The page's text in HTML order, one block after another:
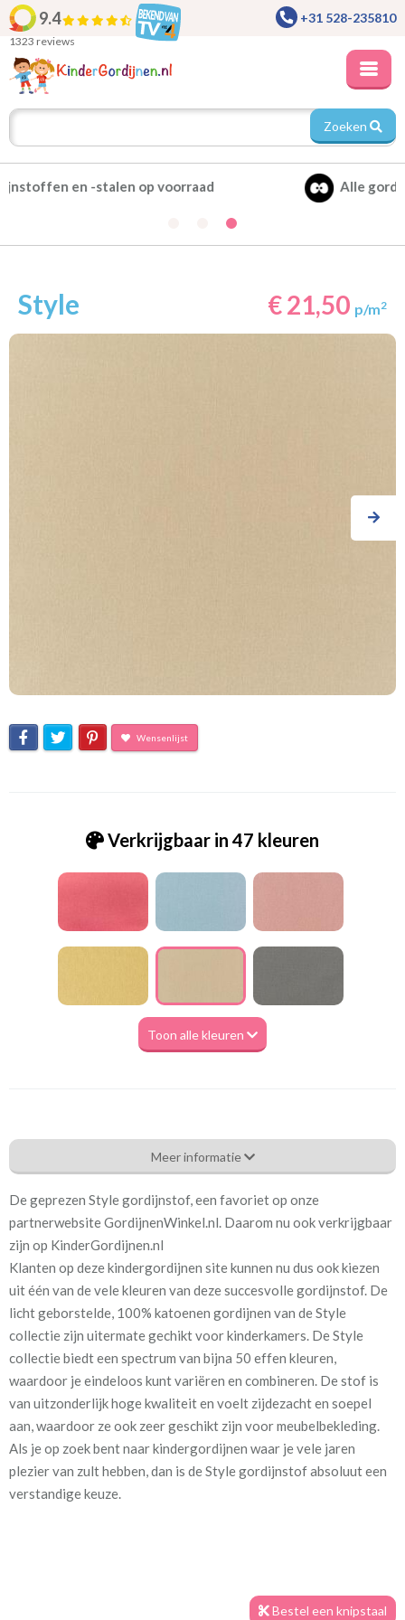
9.4
1323 reviews
+31 528-235810
Zoeken
Alle gordijnen verduisterend leverbaar
Style € 21,50 p/m2
Wensenlijst
Verkrijgbaar in 47 kleuren
Toon alle kleuren
Pt_7238-022 Style - parchment
Eigenschappen gordijnstof
Artikelnummer
Pt_7238-022 Style -
Stofbreedte: 139 cm
Mate van verduistering:
Geen (voering optioneel
tijdens bestelproces)
Meestal eerder, maar houd
rekening met
circa 2-3 weken
Materiaal: 100% katoen
het bestelproces de optie "Voering" toe te voegen. Deze voering
Meer informatie
De geprezen Style gordijnstof, een favoriet op onze
partnerwebsite GordijnenWinkel.nl. Daarom nu ook verkrijgbaar
zijn op KinderGordijnen.nl
Klanten op deze kindergordijnen site kunnen nu dus ook kiezen
uit één van de vele kleuren van deze succesvolle gordijnstof. De
licht geborstelde, 100% katoenen gordijnen van de Style
collectie zijn uitermate gechikt voor kinderkamers. De Style
collectie biedt een spectrum van bijna 50 effen kleuren,
waardoor je eindeloos kunt variëren en combineren. De stof is
van uitzonderlijk hoge kwaliteit en voelt zijdezacht en soepel
aan, waardoor ze ook zeer geschikt zijn voor meubelbekleding.
Als je op zoek bent naar kindergordijnen waar je vele jaren
plezier van zult hebben, dan is de Style gordijnstof absoluut een
verstandige keuze.
Bestel een knipstaal